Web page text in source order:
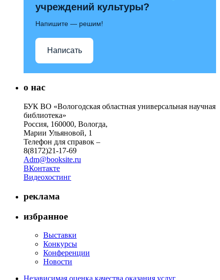
учреждений культуры?
Напишите — решим!
Написать
о нас
БУК ВО «Вологодская областная универсальная научная
библиотека»
Россия, 160000, Вологда,
Марии Ульяновой, 1
Телефон для справок –
8(8172)21-17-69
Adm@booksite.ru
ВКонтакте
Видеохостинг
реклама
избранное
Выставки
Конкурсы
Конференции
Новости